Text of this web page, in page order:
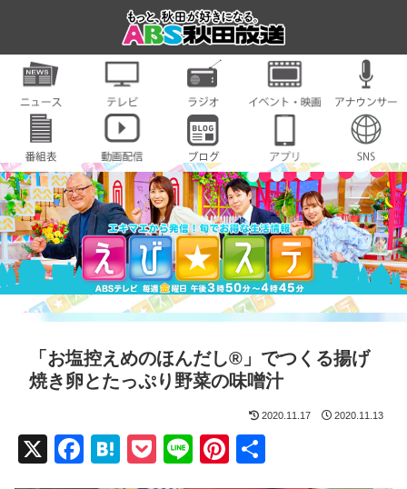
「お塩控えめのほんだし®」でつくる揚げ
焼き卵とたっぷり野菜の味噌汁
2020.11.17 2020.11.13
X
F
H
P
Li
Pi